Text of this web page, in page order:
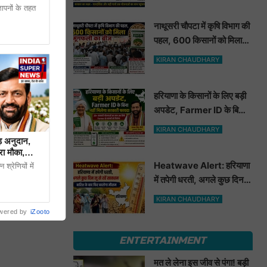
शांति कायम
की
नहीं दे रही है
नाथूसरी चौपटा में कृषि विभाग की
पहल, 600 किसानों को मिला
मूंगफली का बीज
KIRAN CHAUDHARY
हरियाणा के किसानों के लिए बड़ी
अपडेट, Farmer ID के बिना
नहीं मिलेगा सरकारी फायदा
KIRAN CHAUDHARY
Heatwave Alert: हरियाणा
में तपेगी धरती, अगले कुछ दिन लू
से रहें सावधान. बारिश के बाद
KIRAN CHAUDHARY
ENTERTAINMENT
मत ले लेना इस जीव से पंगा! बड़ी
के तहत
अनुदान,
मौका,
श्रेणियों में
by iZooto